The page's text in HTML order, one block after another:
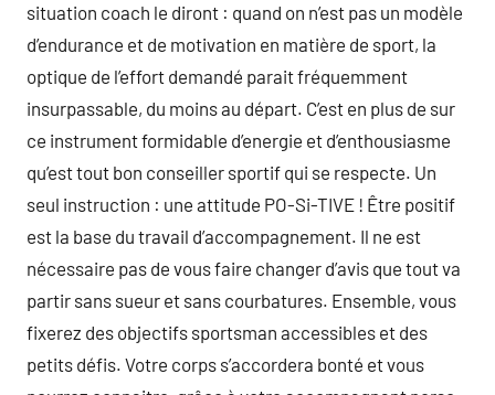
situation coach le diront : quand on n’est pas un modèle
d’endurance et de motivation en matière de sport, la
optique de l’effort demandé parait fréquemment
insurpassable, du moins au départ. C’est en plus de sur
ce instrument formidable d’energie et d’enthousiasme
qu’est tout bon conseiller sportif qui se respecte. Un
seul instruction : une attitude PO-Si-TIVE ! Être positif
est la base du travail d’accompagnement. Il ne est
nécessaire pas de vous faire changer d’avis que tout va
partir sans sueur et sans courbatures. Ensemble, vous
fixerez des objectifs sportsman accessibles et des
petits défis. Votre corps s’accordera bonté et vous